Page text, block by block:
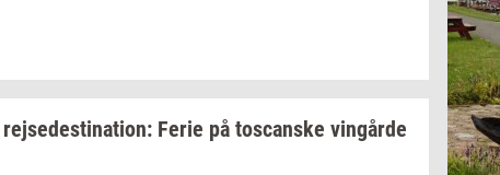
rej­se­desti­na­tion: Ferie på toscan­ske vin­går­de